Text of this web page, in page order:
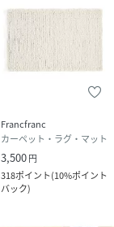
Francfranc
カーペット・ラグ・マット
3,500円
318ポイント(10%ポイント
バック)